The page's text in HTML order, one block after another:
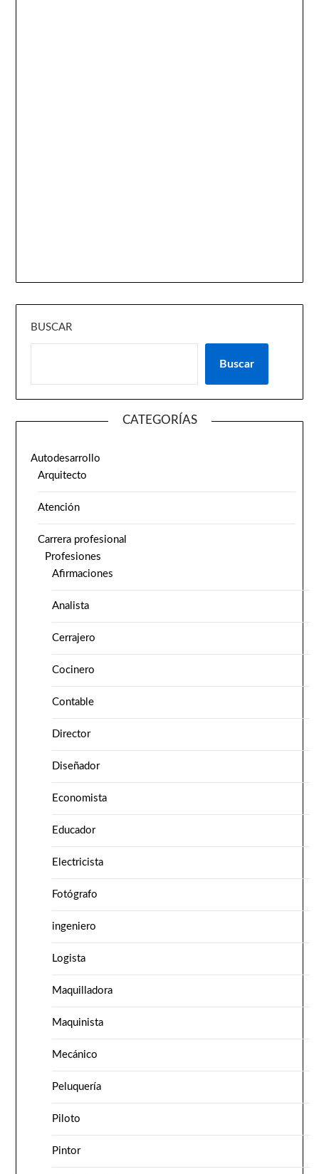
BUSCAR
Buscar
CATEGORÍAS
Autodesarrollo
Arquitecto
Atención
Carrera profesional
Profesiones
Afirmaciones
Analista
Cerrajero
Cocinero
Contable
Director
Diseñador
Economista
Educador
Electricista
Fotógrafo
ingeniero
Logista
Maquilladora
Maquinista
Mecánico
Peluquería
Piloto
Pintor